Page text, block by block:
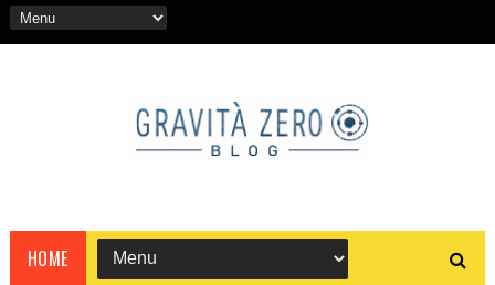
HOME